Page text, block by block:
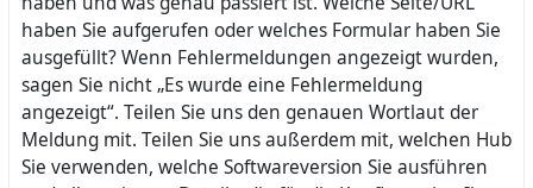
haben Sie aufgerufen oder welches Formular haben Sie
ausgefüllt? Wenn Fehlermeldungen angezeigt wurden,
sagen Sie nicht „Es wurde eine Fehlermeldung
angezeigt“. Teilen Sie uns den genauen Wortlaut der
Meldung mit. Teilen Sie uns außerdem mit, welchen Hub
Sie verwenden, welche Softwareversion Sie ausführen